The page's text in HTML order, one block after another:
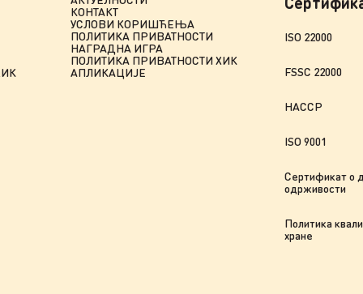
КОНТАКТ
УСЛОВИ КОРИШЋЕЊА
ПОЛИТИКА ПРИВАТНОСТИ
НАГРАДНА ИГРА
ПОЛИТИКА ПРИВАТНОСТИ ХИК
АПЛИКАЦИЈЕ
ISO 22000
FSSC 22000
HACCP
ISO 9001
Сертификат о
одрживости
Политика
хране